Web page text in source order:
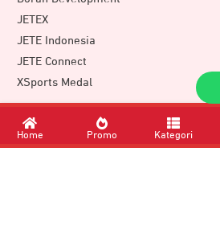
JETEX
JETE Indonesia
JETE Connect
XSports Medal
Download Apps
Home Promo Kategori